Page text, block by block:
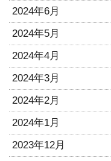
2024年6月
2024年5月
2024年4月
2024年3月
2024年2月
2024年1月
2023年12月